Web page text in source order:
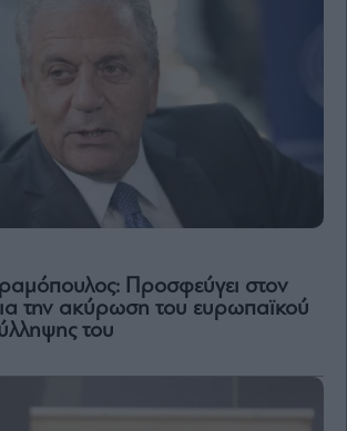
Προσφεύγει στον
την ακύρωση του ευρωπαϊκού
του